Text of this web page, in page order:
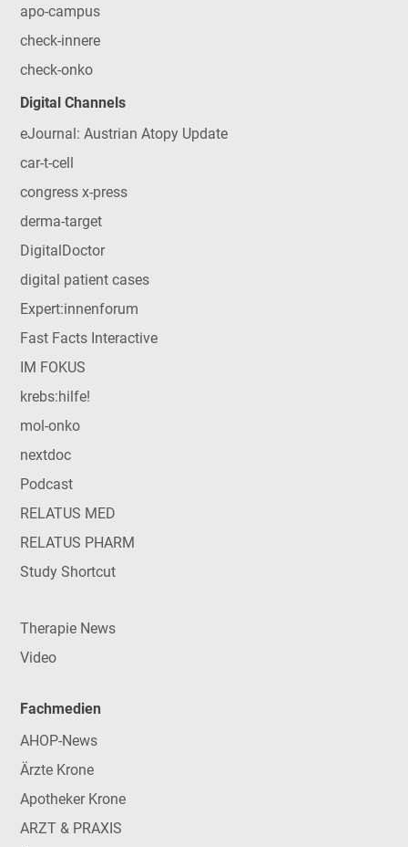
apo-campus
check-innere
check-onko
Digital Channels
eJournal: Austrian Atopy Update
car-t-cell
congress x-press
derma-target
DigitalDoctor
digital patient cases
Expert:innenforum
Fast Facts Interactive
IM FOKUS
krebs:hilfe!
mol-onko
nextdoc
Podcast
RELATUS MED
RELATUS PHARM
Study Shortcut
Therapie News
Video
Fachmedien
AHOP-News
Ärzte Krone
Apotheker Krone
ARZT & PRAXIS